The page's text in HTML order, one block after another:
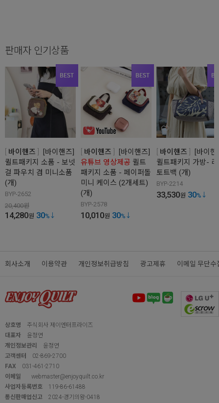
판매자 인기상품
바이핸즈
[바이핸즈]
퀼트패키지 소품 - 보넷
걸 파우치 겸 미니소품
(개)
BYP-2652
20,400원
14,280원 30%
바이핸즈
[바이핸즈]
유튜브 영상제공 퀼트
패키지 소품 - 페이퍼돌
미니 케이스 (2개세트)
(개)
BYP-2578
10,010원 30%
바이핸즈
[바이
퀼트패키지 가방-
토트백 (개)
BYP-2214
33,530원 30%
회사소개 이용약관 개인정보취급방침 광고제휴 이메일 무단수
상호명
주식회사 제이엔터프라이즈
대표자
윤정연
개인정보관리
윤정연
고객센터
02-869-2700
FAX
031-461-2710
이메일
webmaster@enjoyquilt.co.kr
사업자등록번호
119-86-61488
통신판매업신고
2024-경기의왕-0418